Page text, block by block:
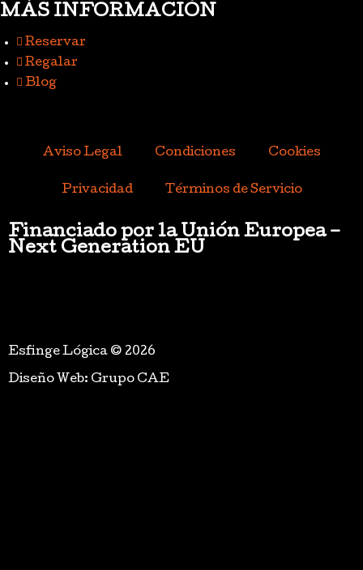
MÁS INFORMACIÓN
Reservar
Regalar
Blog
Aviso Legal Condiciones Cookies
Privacidad Términos de Servicio
Financiado por la Unión Europea –
Next Generation EU
Esfinge Lógica © 2026
Diseño Web: Grupo CAE